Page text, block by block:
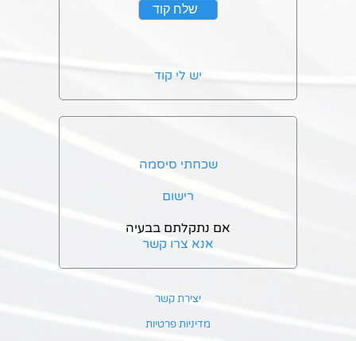
יש לי קוד
שכחתי סיסמה
רישום
אם נתקלתם בבעיה
אנא צרו קשר
יצירת קשר
מדיניות פרטיות